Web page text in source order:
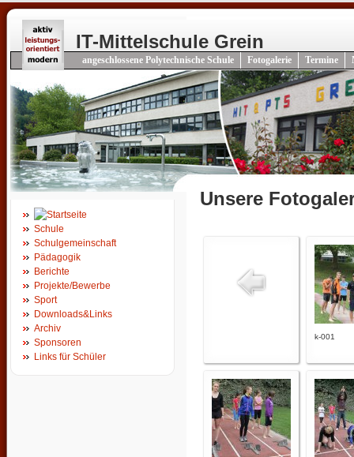
IT-Mittelschule Grein
angeschlossene Polytechnische Schule Fotogalerie Termine
Schule
Schulgemeinschaft
Pädagogik
Berichte
Projekte/Bewerbe
Sport
Downloads&Links
Archiv
Sponsoren
Links für Schüler
Unsere
k-001